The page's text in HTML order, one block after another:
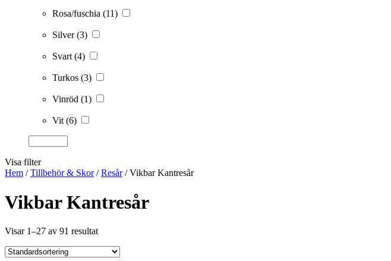
Rosa/fuschia (11)
Silver(3)
Svart(4)
Turkos (3)
Vinröd (1)
Vit(6)
Visa filter
Hem /Tillbehör & Skor/Resår/ Vikbar Kantresår
Vikbar Kantresår
Visar 1–27 av 91 resultat